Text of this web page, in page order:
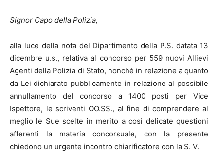
Signor Capo della Polizia,
alla luce della nota del Dipartimento della P.S. datata 13
dicembre u.s., relativa al concorso per 559 nuovi Allievi
Agenti della Polizia di Stato, nonché in relazione a quanto
da Lei dichiarato pubblicamente in relazione al possibile
annullamento del concorso a 1400 posti per Vice
Ispettore, le scriventi OO.SS., al fine di comprendere al
meglio le Sue scelte in merito a così delicate questioni
afferenti la materia concorsuale, con la presente
chiedono un urgente incontro chiarificatore con la S. V.